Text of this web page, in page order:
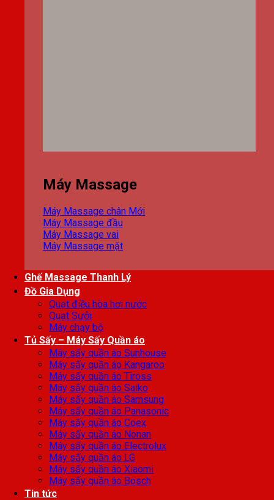
Máy Massage
Máy Massage chân
Máy Massage đầu
Máy Massage vai
Máy Massage mặt
Ghế Massage Thanh Lý
Đồ Gia Dụng
Quạt điều hòa hơi nước
Quạt Sưởi
Máy chạy bộ
Tủ Sấy – Máy Sấy Quần áo
Máy sấy quần áo Sunhouse
Máy sấy quần áo Kangaroo
Máy sấy quần áo Tiross
Máy sấy quần áo Saiko
Máy sấy quần áo Samsung
Máy sấy quần áo Panasonic
Máy sấy quần áo Coex
Máy sấy quần áo Nonan
Máy sấy quần áo Electrolux
Máy sấy quần áo LG
Máy sấy quần áo Xiaomi
Máy sấy quần áo Bosch
Tin tức